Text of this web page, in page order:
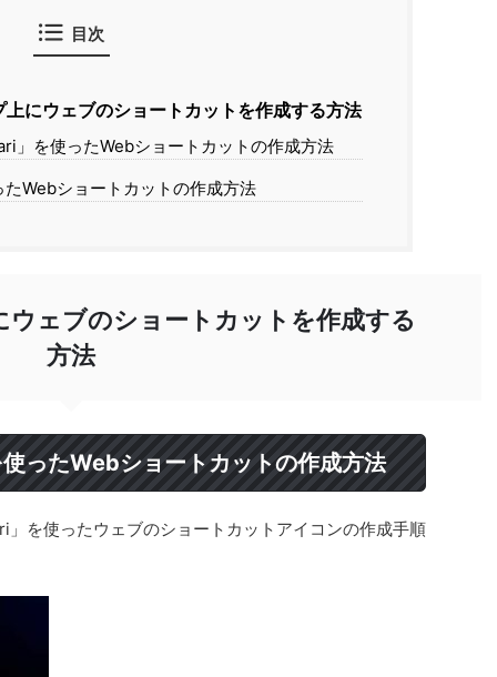
目次
にウェブのショートカットを作成する方法
」を使ったWebショートカットの作成方法
Webショートカットの作成方法
ェブのショートカットを作成する
方法
ったWebショートカットの作成方法
を使ったウェブのショートカットアイコンの作成手順